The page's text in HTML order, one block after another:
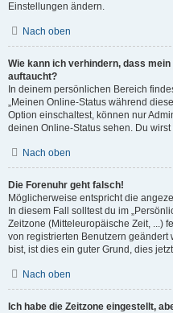
Einstellungen ändern.
Nach oben
Wie kann ich verhindern, dass
auftaucht?
In deinem persönlichen Bereich
„Meinen Online-Status während
Option einschaltest, können nur
deinen Online-Status sehen. Du
Nach oben
Die Forenuhr geht falsch!
Möglicherweise entspricht die
In diesem Fall solltest du im
Zeitzone (Mitteleuropäische Zeit, ...)
von registrierten Benutzern
bist, ist dies ein guter Grund, dies
Nach oben
Ich habe die Zeitzone eingestellt,